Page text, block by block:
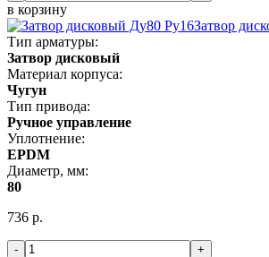
в корзину
Затвор
Тип арматуры:
Затвор дисковый
Материал корпуса:
Чугун
Тип привода:
Ручное управление
Уплотнение:
EPDM
Диаметр, мм:
80
736 р.
- +